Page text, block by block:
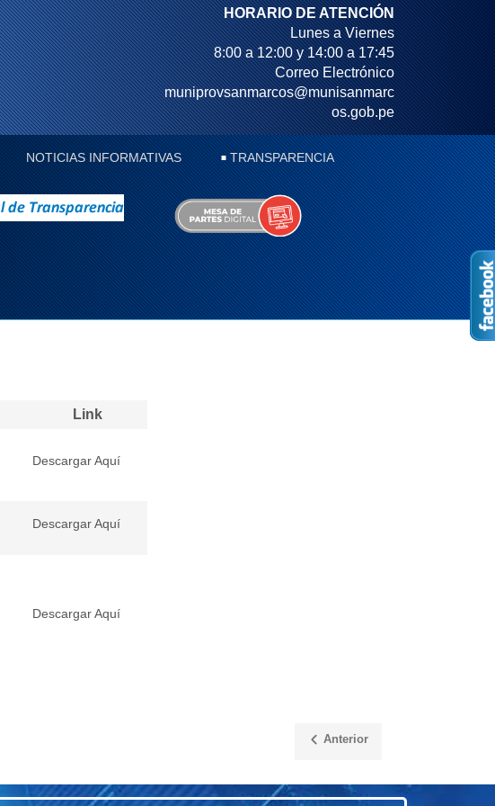
HORARIO DE ATENCIÓN
Lunes a Viernes
8:00 a 12:00 y 14:00 a 17:45
Correo Electrónico
muniprovsanmarcos@munisanmarc
os.gob.pe
NOTICIAS INFORMATIVAS TRANSPARENCIA
Link
Descargar Aquí
Descargar Aquí
Descargar Aquí
Anterior